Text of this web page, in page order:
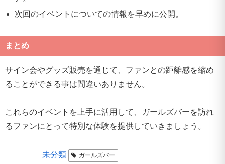
次回のイベントについての情報を早めに公開。
まとめ
サイン会やグッズ販売を通じて、ファンとの距離感を縮め
ることができる事は間違いありません。
これらのイベントを上手に活用して、ガールズバーを訪れ
るファンにとって特別な体験を提供していきましょう。
未分類 ガールズバー